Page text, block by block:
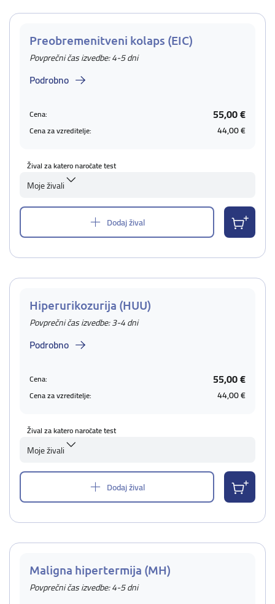
Preobremenitveni kolaps (EIC)
Povprečni čas izvedbe: 4-5 dni
Podrobno
Cena: 55,00 €
Cena za vzreditelje: 44,00 €
Žival za katero naročate test
Moje živali
Dodaj žival
Hiperurikozurija (HUU)
Povprečni čas izvedbe: 3-4 dni
Podrobno
Cena: 55,00 €
Cena za vzreditelje: 44,00 €
Žival za katero naročate test
Moje živali
Dodaj žival
Maligna hipertermija (MH)
Povprečni čas izvedbe: 4-5 dni